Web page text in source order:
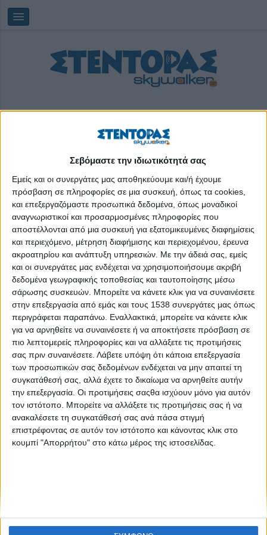
Σεβόμαστε την ιδιωτικότητά σας
Εμείς και οι συνεργάτες μας αποθηκεύουμε και/ή έχουμε
πρόσβαση σε πληροφορίες σε μια συσκευή, όπως τα cookies,
και επεξεργαζόμαστε προσωπικά δεδομένα, όπως μοναδικοί
αναγνωριστικοί και προσαρμοσμένες πληροφορίες που
αποστέλλονται από μια συσκευή για εξατομικευμένες διαφημίσεις
και περιεχόμενο, μέτρηση διαφήμισης και περιεχομένου, έρευνα
ακροατηρίου και ανάπτυξη υπηρεσιών. Με την άδειά σας, εμείς
και οι συνεργάτες μας ενδέχεται να χρησιμοποιήσουμε ακριβή
δεδομένα γεωγραφικής τοποθεσίας και ταυτοποίησης μέσω
σάρωσης συσκευών. Μπορείτε να κάνετε κλικ για να συναινέσετε
στην επεξεργασία από εμάς και τους 1538 συνεργάτες μας όπως
περιγράφεται παραπάνω. Εναλλακτικά, μπορείτε να κάνετε κλικ
για να αρνηθείτε να συναινέσετε ή να αποκτήσετε πρόσβαση σε
πιο λεπτομερείς πληροφορίες και να αλλάξετε τις προτιμήσεις
σας πριν συναινέσετε. Λάβετε υπόψη ότι κάποια επεξεργασία
των προσωπικών σας δεδομένων ενδέχεται να μην απαιτεί τη
συγκατάθεσή σας, αλλά έχετε το δικαίωμα να αρνηθείτε αυτήν
την επεξεργασία. Οι προτιμήσεις σαςθα ισχύουν μόνο για αυτόν
τον ιστότοπο. Μπορείτε να αλλάξετε τις προτιμήσεις σας ή να
ανακαλέσετε τη συγκατάθεσή σας ανά πάσα στιγμή
επιστρέφοντας σε αυτόν τον ιστότοπο και κάνοντας κλικ στο
κουμπί "Απορρήτου" στο κάτω μέρος της ιστοσελίδας.
τρίτη δόση
Η τρίτη δόση εμβολίου παρέχει αποτελεσματική
προστασία έναντι της Όμικρον, επιβεβαιώνει βρετανική
έρευνα με ελληνική συμμετοχή
None feed
NEWSLETTER